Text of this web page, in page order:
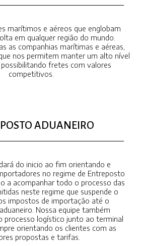
marítimos e aéreos que englobam
em qualquer região do mundo.
as companhias marítimas e aéreas,
nos permitem manter um alto nível
possibilitando fretes com valores
competitivos.
ADUANEIRO
do inicio ao fim orientando e
no regime de Entreposto
a acompanhar todo o processo das
neste regime que suspende o
impostos de importação até o
Nossa equipe também
processo logístico junto ao terminal
orientando os clientes com as
propostas e tarifas.